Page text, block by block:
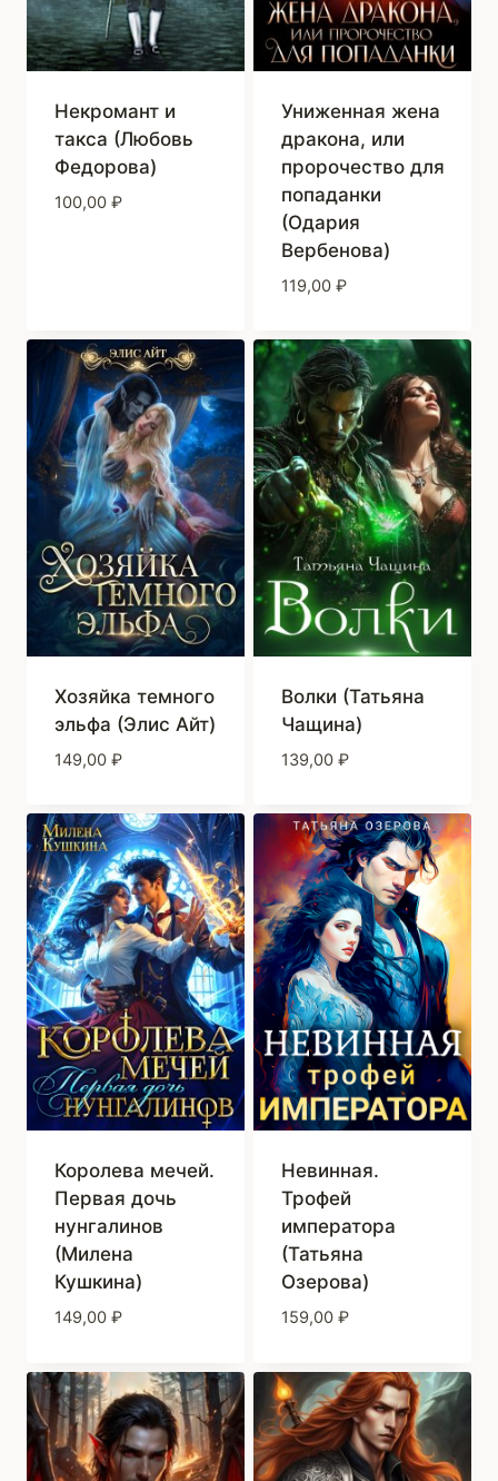
Некромант и
такса (Любовь
Федорова)
100,00 ₽
Униженная жена
дракона, или
пророчество для
попаданки
(Одария
Вербенова)
119,00 ₽
Хозяйка темного
эльфа (Элис Айт)
149,00 ₽
Волки (Татьяна
Чащина)
139,00 ₽
Королева мечей.
Первая дочь
нунгалинов
(Милена
Кушкина)
149,00 ₽
Невинная.
Трофей
императора
(Татьяна
Озерова)
159,00 ₽